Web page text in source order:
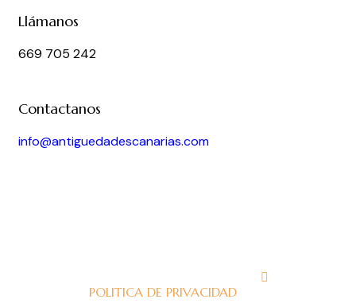
Llámanos
669 705 242
Contactanos
info@antiguedadescanarias.com
POLITICA DE PRIVACIDAD